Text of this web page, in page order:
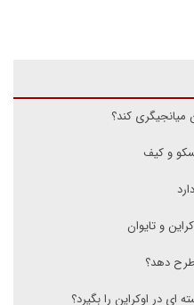
میانجیگری کند؟
و کیف
و تایوان
دهد؟
ای در اوکراین را بگیرد؟